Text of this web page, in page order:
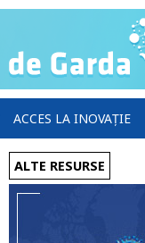
ACCES LA INOVAȚIE
ALTE RESURSE